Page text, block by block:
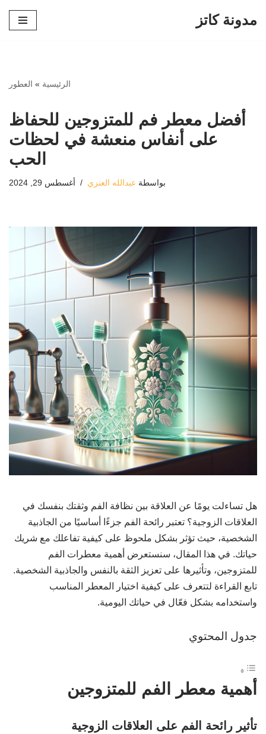
مدونة كاتز
الرئيسية » العطور
أفضل معطر فم للمتزوجين للحفاظ
على أنفاس منعشة في لحظات
الحب
بواسطة عبدالله العنزي أغسطس 29, 2024
هل تساءلت يومًا عن العلاقة بين نظافة الفم وثقتك بنفسك في
العلاقات الزوجية؟ تعتبر رائحة الفم جزءًا أساسيًا من الجاذبية
الشخصية، حيث تؤثر بشكل ملحوظ على كيفية تفاعلك مع شريك
حياتك. في هذا المقال، سنستعرض أهمية معطرات الفم
للمتزوجين، وتأثيرها على تعزيز الثقة بالنفس والجاذبية الشخصية.
تابع القراءة لتتعرف على كيفية اختيار المعطر المناسب
واستخدامه بشكل فعّال في حياتك اليومية.
جدول المحتوي
أهمية معطر الفم للمتزوجين
تأثير رائحة الفم على العلاقات الزوجية